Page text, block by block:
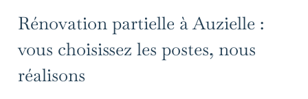
Rénovation partielle à Auzielle :
vous choisissez les postes, nous
réalisons